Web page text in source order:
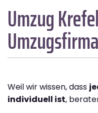
Umzug
Umzugsfirma
Weil wir wissen, dass
individuell ist,